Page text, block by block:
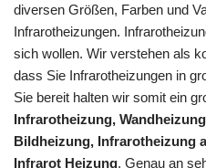
diversen Größen, Farben und
Infrarotheizungen.
sich wollen. Wir verstehen als
dass Sie Infrarotheizungen in
Sie bereit halten wir somit ein
Infrarotheizung,
Bildheizung, Infrarotheizung
Infrarot Heizung. Genau an